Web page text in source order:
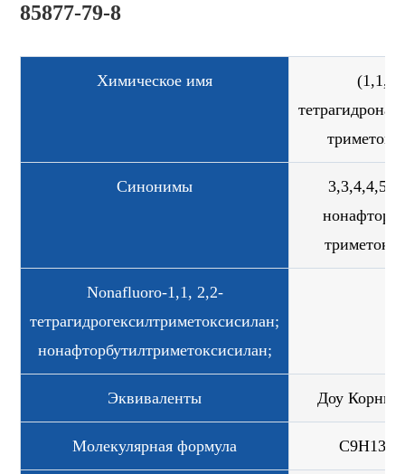
85877-79-8
Химическое имя
(1,1,
Синонимы
Nonafluoro-1,1, 2,2-
тетрагидрогексилтриметоксисилан;
нонафторбутилтриметоксисилан;
Эквиваленты Доу
Молекулярная формула